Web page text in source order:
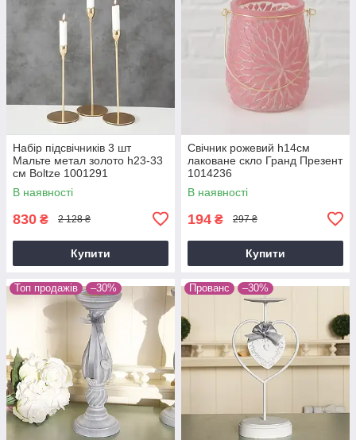
Набір підсвічників 3 шт
Мальте метал золото h23-33
см Boltze 1001291
В наявності
830 ₴ 2 128 ₴
Купити
Свічник рожевий h14см
лаковане скло Гранд Презент
1014236
В наявності
194 ₴ 297 ₴
Купити
Топ продажів –30% Прованс –30%